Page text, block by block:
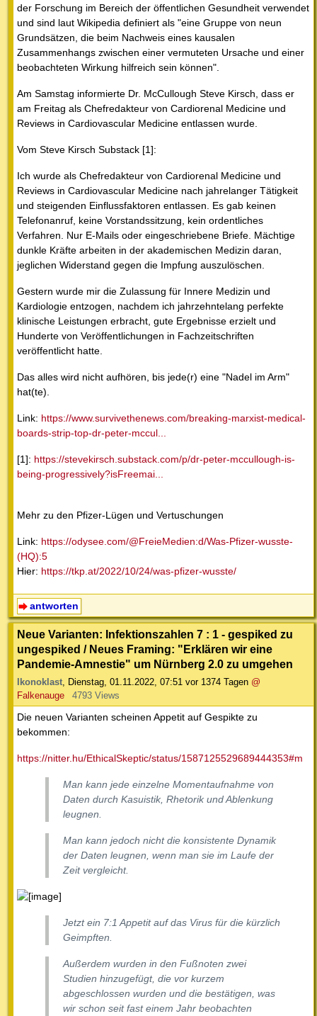
der Forschung im Bereich der öffentlichen Gesundheit verwendet
und sind laut Wikipedia definiert als "eine Gruppe von neun
Grundsätzen, die beim Nachweis eines kausalen
Zusammenhangs zwischen einer vermuteten Ursache und einer
beobachteten Wirkung hilfreich sein können".
Am Samstag informierte Dr. McCullough Steve Kirsch, dass er
am Freitag als Chefredakteur von Cardiorenal Medicine und
Reviews in Cardiovascular Medicine entlassen wurde.
Vom Steve Kirsch Substack [1]:
Ich wurde als Chefredakteur von Cardiorenal Medicine und
Reviews in Cardiovascular Medicine nach jahrelanger Tätigkeit
und steigenden Einflussfaktoren entlassen. Es gab keinen
Telefonanruf, keine Vorstandssitzung, kein ordentliches
Verfahren. Nur E-Mails oder eingeschriebene Briefe. Mächtige
dunkle Kräfte arbeiten in der akademischen Medizin daran,
jeglichen Widerstand gegen die Impfung auszulöschen.
Gestern wurde mir die Zulassung für Innere Medizin und
Kardiologie entzogen, nachdem ich jahrzehntelang perfekte
klinische Leistungen erbracht, gute Ergebnisse erzielt und
Hunderte von Veröffentlichungen in Fachzeitschriften
veröffentlicht hatte.
Das alles wird nicht aufhören, bis jede(r) eine "Nadel im Arm"
hat(te).
Link: https://www.survivethenews.com/breaking-marxist-medical-
boards-strip-top-dr-peter-mccul...
[1]: https://stevekirsch.substack.com/p/dr-peter-mccullough-is-
being-progressively?isFreemai...
Mehr zu den Pfizer-Lügen und Vertuschungen
Link: https://odysee.com/@FreieMedien:d/Was-Pfizer-wusste-
(HQ):5
Hier: https://tkp.at/2022/10/24/was-pfizer-wusste/
antworten
Neue Varianten: Infektionszahlen 7 : 1 - gespiked zu
ungespiked / Neues Framing: "Erklären wir eine
Pandemie-Amnestie" um Nürnberg 2.0 zu umgehen
Ikonoklast, Dienstag, 01.11.2022, 07:51 vor 1374 Tagen @
Falkenauge
4793 Views
Die neuen Varianten scheinen Appetit auf Gespikte zu
bekommen:
https://nitter.hu/EthicalSkeptic/status/1587125529689444353#m
Man kann jede einzelne Momentaufnahme von
Daten durch Kasuistik, Rhetorik und Ablenkung
leugnen.
Man kann jedoch nicht die konsistente Dynamik
der Daten leugnen, wenn man sie im Laufe der
Zeit vergleicht.
Jetzt ein 7:1 Appetit auf das Virus für die kürzlich
Geimpften.
Außerdem wurden in den Fußnoten zwei
Studien hinzugefügt, die vor kurzem
abgeschlossen wurden und die bestätigen, was
wir schon seit fast einem Jahr beobachten